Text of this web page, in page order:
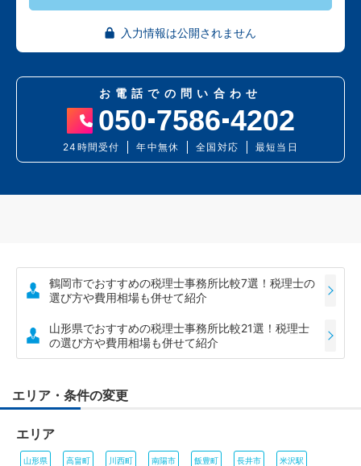
入力情報は公開されません
お電話での問い合わせ
050 7586 4202
24時間受付 年中無休 全国対応 最短当日
鶴岡市でおすすめの税理士事務所比較7選！税理士の
選び方や費用相場も併せて紹介
山形県でおすすめの税理士事務所比較21選！税理士
の選び方や費用相場も併せて紹介
エリア・条件の変更
エリア
山形県 高畠町 川西町 南陽市 飯豊町 長井市 米沢駅